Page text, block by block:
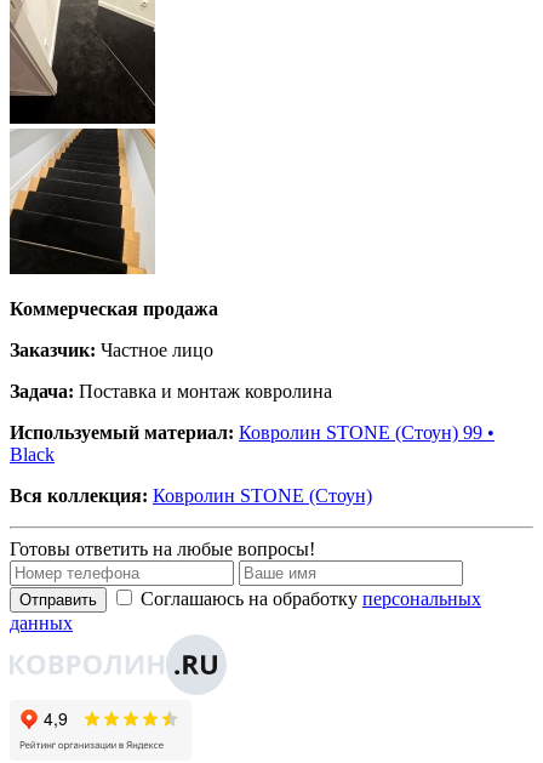
Коммерческая продажа
Заказчик: Частное лицо
Задача: Поставка и монтаж ковролина
Используемый материал: Ковролин STONE (Стоун) 99 •
Black
Вся коллекция: Ковролин STONE (Стоун)
Готовы ответить на любые вопросы!
Отправить Соглашаюсь на обработку персональных
данных